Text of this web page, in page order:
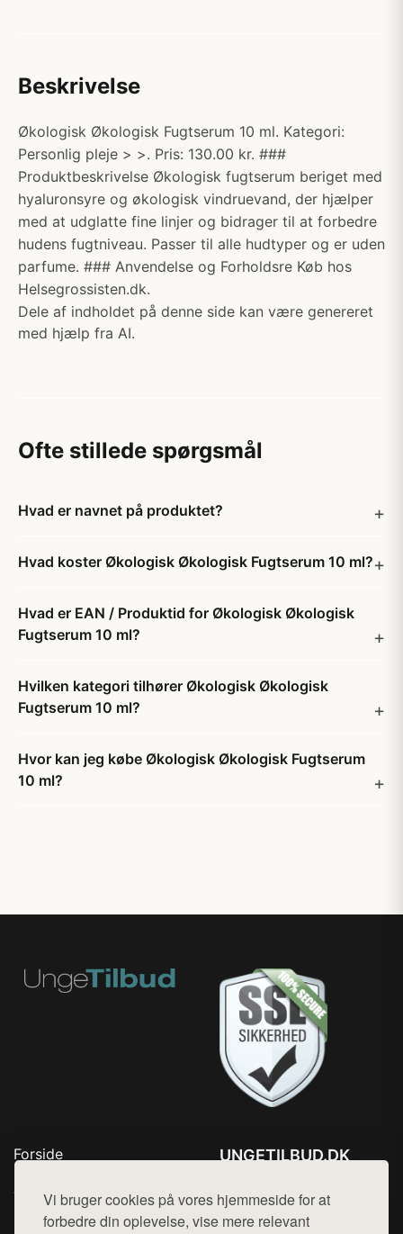
Vi bruger cookies på vores hjemmeside for at
forbedre din oplevelse, vise mere relevant
Beskrivelse
Økologisk Økologisk Fugtserum 10 ml. Kategori:
Personlig pleje > >. Pris: 130.00 kr. ###
Produktbeskrivelse Økologisk fugtserum beriget med
hyaluronsyre og økologisk vindruevand, der hjælper
med at udglatte fine linjer og bidrager til at forbedre
hudens fugtniveau. Passer til alle hudtyper og er uden
parfume. ### Anvendelse og Forholdsre Køb hos
Helsegrossisten.dk.
Dele af indholdet på denne side kan være genereret
med hjælp fra AI.
Ofte stillede spørgsmål
Hvad er navnet på produktet?
Hvad koster Økologisk Økologisk Fugtserum 10 ml?
Hvad er EAN / Produktid for Økologisk Økologisk
Fugtserum 10 ml?
Hvilken kategori tilhører Økologisk Økologisk
Fugtserum 10 ml?
Hvor kan jeg købe Økologisk Økologisk Fugtserum
10 ml?
Forside
Top Rabatter
Blog
UNGETILBUD.DK
Mail: hej@want.dk